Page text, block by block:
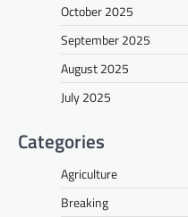
October 2025
September 2025
August 2025
July 2025
Categories
Agriculture
Breaking